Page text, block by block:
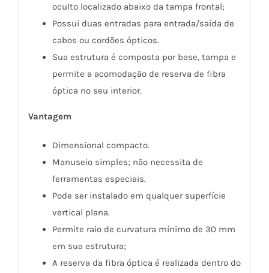
oculto localizado abaixo da tampa frontal;
Possui duas entradas para entrada/saída de
cabos ou cordões ópticos.
Sua estrutura é composta por base, tampa e
permite a acomodação de reserva de fibra
óptica no seu interior.
Vantagem
Dimensional compacto.
Manuseio simples; não necessita de
ferramentas especiais.
Pode ser instalado em qualquer superfície
vertical plana.
Permite raio de curvatura mínimo de 30 mm
em sua estrutura;
A reserva da fibra óptica é realizada dentro do